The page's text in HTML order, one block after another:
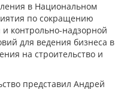
в Национальном
по сокращению
контрольно-надзорной
для ведения бизнеса в
на строительство и
представил Андрей